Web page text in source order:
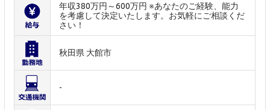
年収380万円～600万円 ※あなたのご経験、能力
を考慮して決定いたします。お気軽にご相談くだ
さい！
秋田県 大館市
-